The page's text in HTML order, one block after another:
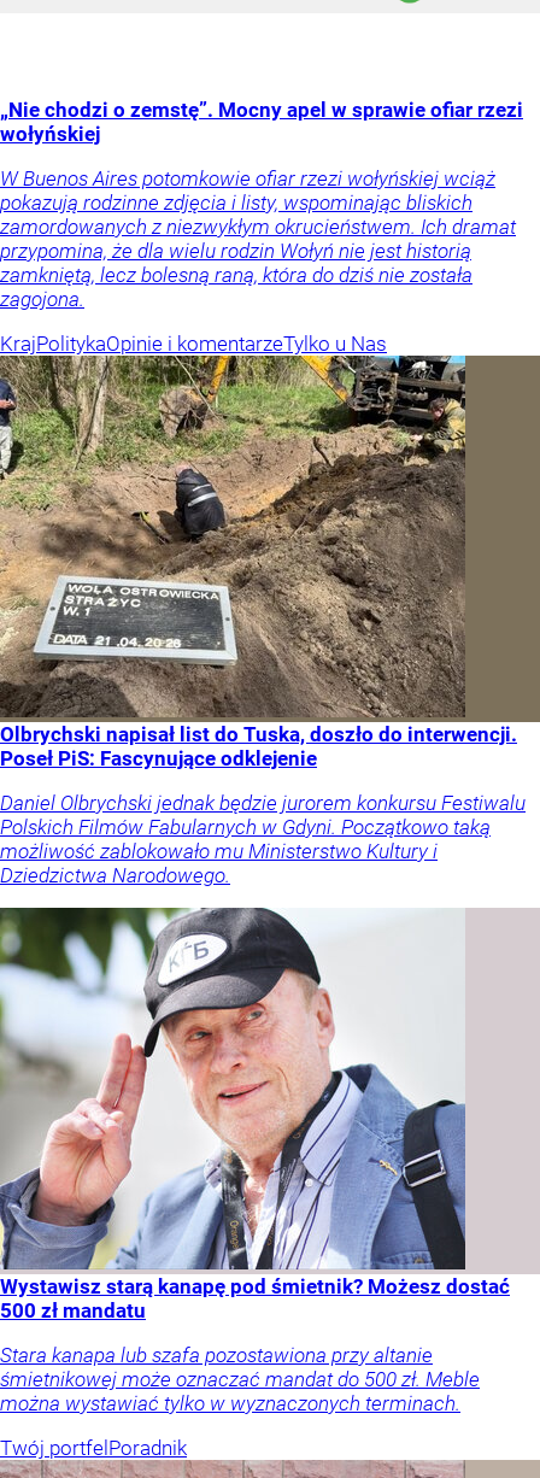
„Nie chodzi o zemstę”. Mocny apel w sprawie ofiar rzezi
wołyńskiej
W Buenos Aires potomkowie ofiar rzezi wołyńskiej wciąż
pokazują rodzinne zdjęcia i listy, wspominając bliskich
zamordowanych z niezwykłym okrucieństwem. Ich dramat
przypomina, że dla wielu rodzin Wołyń nie jest historią
zamkniętą, lecz bolesną raną, która do dziś nie została
zagojona.
KrajPolitykaOpinie i komentarzeTylko u Nas
Olbrychski napisał list do Tuska, doszło do interwencji.
Poseł PiS: Fascynujące odklejenie
Daniel Olbrychski jednak będzie jurorem konkursu Festiwalu
Polskich Filmów Fabularnych w Gdyni. Początkowo taką
możliwość zablokowało mu Ministerstwo Kultury i
Dziedzictwa Narodowego.
Wystawisz starą kanapę pod śmietnik? Możesz dostać
500 zł mandatu
Stara kanapa lub szafa pozostawiona przy altanie
śmietnikowej może oznaczać mandat do 500 zł. Meble
można wystawiać tylko w wyznaczonych terminach.
Twój portfel Poradnik